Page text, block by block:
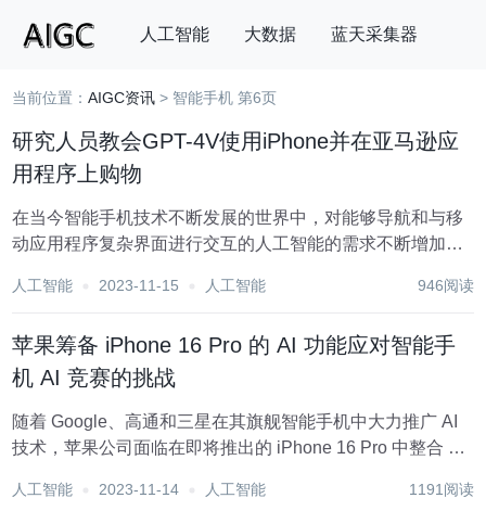
人工智能 大数据 蓝天采集器
搜索
当前位置：AIGC资讯 > 智能手机 第6页
研究人员教会GPT-4V使用iPhone并在亚马逊应
用程序上购物
在当今智能手机技术不断发展的世界中，对能够导航和与移
动应用程序复杂界面进行交互的人工智能的需求不断增加。
理结合了图像处理和文本推理，使其能够在iPhone上执行购
人工智能 2023-11-15 人工智能 946阅读
苹果筹备 iPhone 16 Pro 的 AI 功能应对智能手
机 AI 竞赛的挑战
随着 Google、高通和三星在其旗舰智能手机中大力推广 AI
技术，苹果公司面临在即将推出的 iPhone 16 Pro 中整合 AI
于 iPhone 16 和 16 Pr...
人工智能 2023-11-14 人工智能 1191阅读